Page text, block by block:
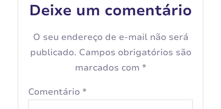
Deixe um comentário
O seu endereço de e-mail não será
publicado. Campos obrigatórios são
marcados com *
Comentário *